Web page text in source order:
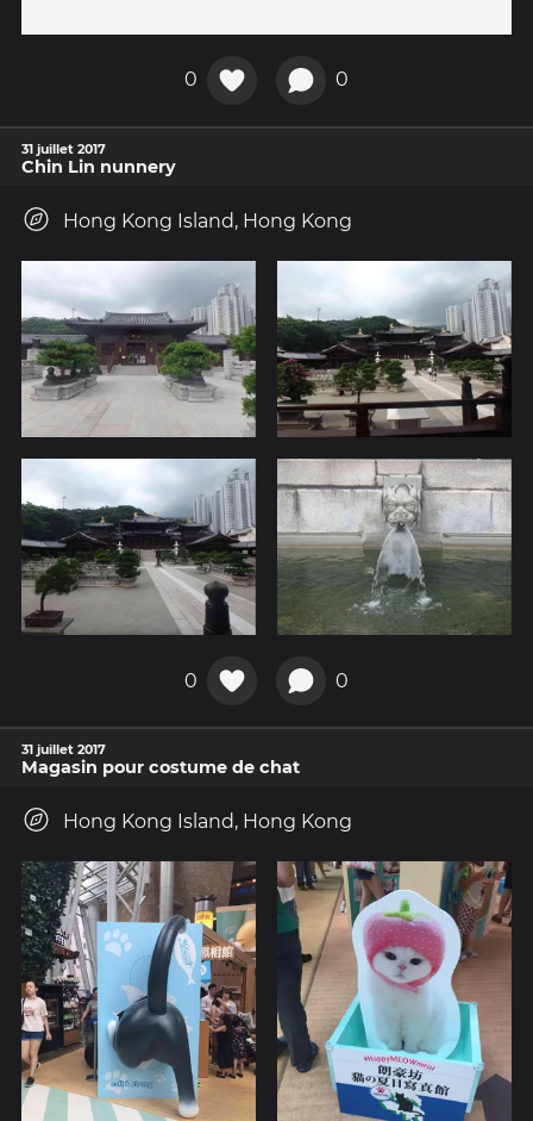
0 0
31 juillet 2017
Chin Lin nunnery
Hong Kong Island, Hong Kong
0 0
31 juillet 2017
Magasin pour costume de chat
Hong Kong Island, Hong Kong